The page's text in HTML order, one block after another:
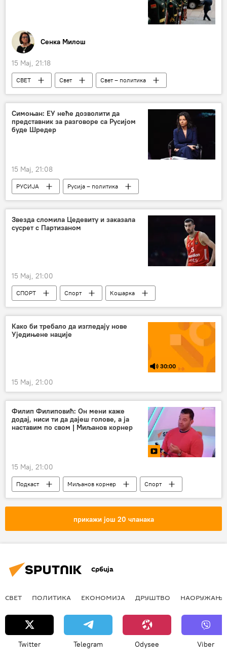
Сенка Милош
15 Мај, 21:18
СВЕТ Свет
Свет – политика
Свет – економија
Русија
Кина
САД
односи
Владимир Путин
Доналд Трамп
Си Ђинпинг
Бранко Павловић
Симоњан: ЕУ неће дозволити да
представник за разговоре са Русијом
буде Шредер
15 Мај, 21:08
РУСИЈА
Русија – политика
Маргарита Симоњан
Герхард Шредер
Европска унија (ЕУ)
Русија севодња
Звезда сломила Цедевиту и заказала
сусрет с Партизаном
15 Мај, 21:00
СПОРТ Спорт
Кошарка
КК Црвена звезда
Како би требало да изгледају нове
Уједињене нације
30:00
15 Мај, 21:00
Филип Филиповић: Он мени каже
додај, ниси ти да дајеш голове, а ја
наставим по свом | Миљанов корнер
15 Мај, 21:00
Подкаст Миљанов корнер Спорт
прикажи још 20 чланака
Србија
СВЕТ ПОЛИТИКА ЕКОНОМИЈА ДРУШТВО НАОРУЖАЊЕ
Twitter Telegram Odysee Viber